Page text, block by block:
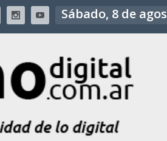
Sábado, 8 de